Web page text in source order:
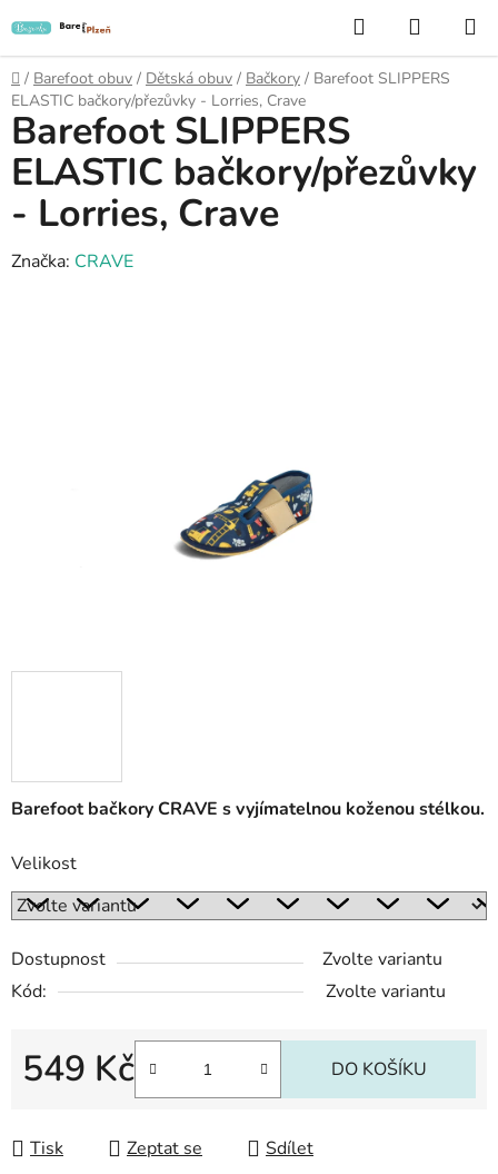
na
obsah
Hledat
KOŠÍK
Domů
/ Barefoot obuv / Dětská obuv / Bačkory / Barefoot SLIPPERS
ELASTIC bačkory/přezůvky - Lorries, Crave
Barefoot bačkory CRAVE s vyjímatelnou koženou stélkou.
Velikost
Dostupnost
Zvolte variantu
Kód:
Zvolte variantu
549 Kč DO KOŠÍKU
Tisk Zeptat se Sdílet
Barefoot SLIPPERS
ELASTIC bačkory/přezůvky
- Lorries, Crave
Značka: CRAVE